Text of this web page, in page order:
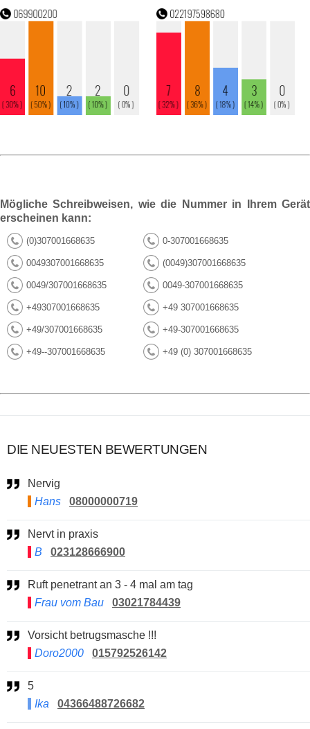
Mögliche Schreibweisen, wie die Nummer in Ihrem Gerät
erscheinen kann:
(0)307001668635 0-307001668635
0049307001668635 (0049)307001668635
0049/307001668635 0049-307001668635
+49307001668635 +49 307001668635
+49/307001668635 +49-307001668635
+49--307001668635 +49 (0) 307001668635
DIE NEUESTEN BEWERTUNGEN
Nervig
Hans
08000000719
Nervt in praxis
B
023128666900
Ruft penetrant an 3 - 4 mal am tag
Frau vom Bau
03021784439
Vorsicht betrugsmasche !!!
Doro2000
015792526142
5
Ika
04366488726682